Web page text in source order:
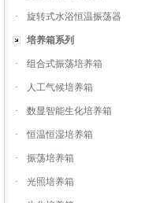
· 旋转式水浴恒温振荡器
培养箱系列
· 组合式振荡培养箱
· 人工气候培养箱
· 数显智能生化培养箱
· 恒温恒湿培养箱
· 振荡培养箱
· 光照培养箱